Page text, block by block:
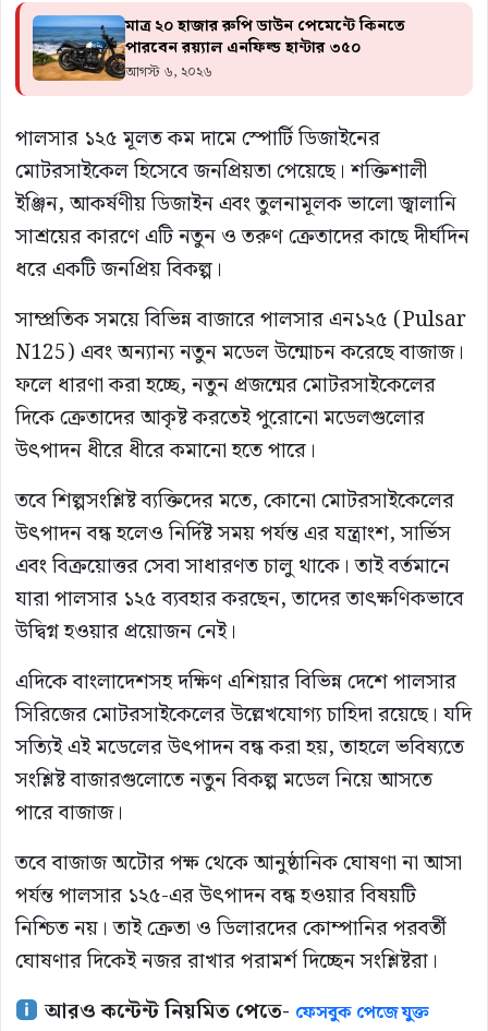
মাত্র ২০ হাজার রুপি ডাউন পেমেন্টে কিনতে
পারবেন রয়্যাল এনফিল্ড হান্টার ৩৫০
আগস্ট ৬, ২০২৬
পালসার ১২৫ মূলত কম দামে স্পোর্টি ডিজাইনের
মোটরসাইকেল হিসেবে জনপ্রিয়তা পেয়েছে। শক্তিশালী
ইঞ্জিন, আকর্ষণীয় ডিজাইন এবং তুলনামূলক ভালো জ্বালানি
সাশ্রয়ের কারণে এটি নতুন ও তরুণ ক্রেতাদের কাছে দীর্ঘদিন
ধরে একটি জনপ্রিয় বিকল্প।
সাম্প্রতিক সময়ে বিভিন্ন বাজারে পালসার এন১২৫ (Pulsar
N125) এবং অন্যান্য নতুন মডেল উন্মোচন করেছে বাজাজ।
ফলে ধারণা করা হচ্ছে, নতুন প্রজন্মের মোটরসাইকেলের
দিকে ক্রেতাদের আকৃষ্ট করতেই পুরোনো মডেলগুলোর
উৎপাদন ধীরে ধীরে কমানো হতে পারে।
তবে শিল্পসংশ্লিষ্ট ব্যক্তিদের মতে, কোনো মোটরসাইকেলের
উৎপাদন বন্ধ হলেও নির্দিষ্ট সময় পর্যন্ত এর যন্ত্রাংশ, সার্ভিস
এবং বিক্রয়োত্তর সেবা সাধারণত চালু থাকে। তাই বর্তমানে
যারা পালসার ১২৫ ব্যবহার করছেন, তাদের তাৎক্ষণিকভাবে
উদ্বিগ্ন হওয়ার প্রয়োজন নেই।
এদিকে বাংলাদেশসহ দক্ষিণ এশিয়ার বিভিন্ন দেশে পালসার
সিরিজের মোটরসাইকেলের উল্লেখযোগ্য চাহিদা রয়েছে। যদি
সত্যিই এই মডেলের উৎপাদন বন্ধ করা হয়, তাহলে ভবিষ্যতে
সংশ্লিষ্ট বাজারগুলোতে নতুন বিকল্প মডেল নিয়ে আসতে
পারে বাজাজ।
তবে বাজাজ অটোর পক্ষ থেকে আনুষ্ঠানিক ঘোষণা না আসা
পর্যন্ত পালসার ১২৫-এর উৎপাদন বন্ধ হওয়ার বিষয়টি
নিশ্চিত নয়। তাই ক্রেতা ও ডিলারদের কোম্পানির পরবর্তী
ঘোষণার দিকেই নজর রাখার পরামর্শ দিচ্ছেন সংশ্লিষ্টরা।
আরও কন্টেন্ট নিয়মিত পেতে- ফেসবুক পেজে যুক্ত